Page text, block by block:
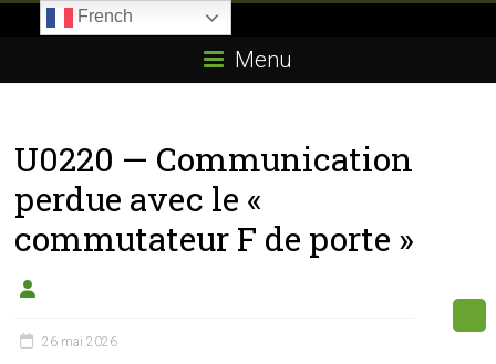
E85.com
passion
boîtier
éthanol
Menu
U0220 — Communication
perdue avec le «
commutateur F de porte »
26 mai 2026
French